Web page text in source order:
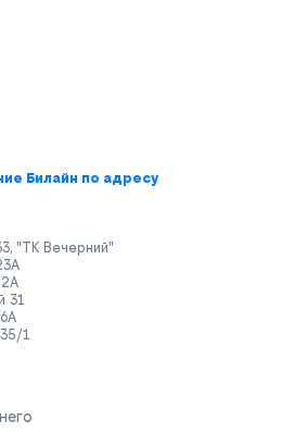
Билайн по адресу
"ТК Вечерний"
31
1